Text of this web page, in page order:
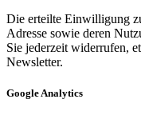
Die erteilte Einwilligung
Adresse sowie deren
Sie jederzeit widerrufen,
Newsletter.
Google Analytics